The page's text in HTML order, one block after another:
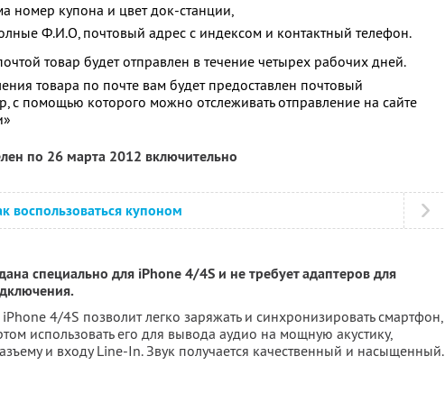
номер купона и цвет док-станции,
Ф.И.О, почтовый адрес с индексом и контактный телефон.
товар будет отправлен в течение четырех рабочих дней.
товара по почте вам будет предоставлен почтовый
с помощью которого можно отслеживать отправление на сайте
по 26 марта 2012 включительно
воспользоваться купоном
специально для iPhone 4/4S и не требует адаптеров для
4/4S позволит легко заряжать и синхронизировать смартфон,
использовать его для вывода аудио на мощную акустику,
и входу Line-In. Звук получается качественный и насыщенный.